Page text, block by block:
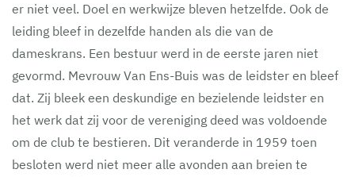
er niet veel. Doel en werkwijze bleven hetzelfde. Ook de
leiding bleef in dezelfde handen als die van de
dameskrans. Een bestuur werd in de eerste jaren niet
gevormd. Mevrouw Van Ens-Buis was de leidster en bleef
dat. Zij bleek een deskundige en bezielende leidster en
het werk dat zij voor de vereniging deed was voldoende
om de club te bestieren. Dit veranderde in 1959 toen
besloten werd niet meer alle avonden aan breien te